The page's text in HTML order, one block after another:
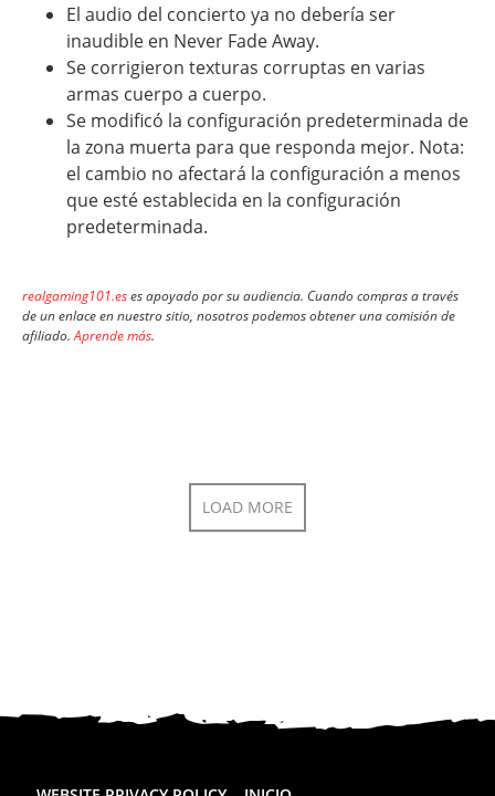
El audio del concierto ya no debería ser
inaudible en Never Fade Away.
Se corrigieron texturas corruptas en varias
armas cuerpo a cuerpo.
Se modificó la configuración predeterminada de
la zona muerta para que responda mejor. Nota:
el cambio no afectará la configuración a menos
que esté establecida en la configuración
predeterminada.
realgaming101.eses apoyado por su audiencia. Cuando compras a través
de un enlace en nuestro sitio, nosotros podemos obtener una comisión de
afiliado.Aprende más.
LOAD MORE